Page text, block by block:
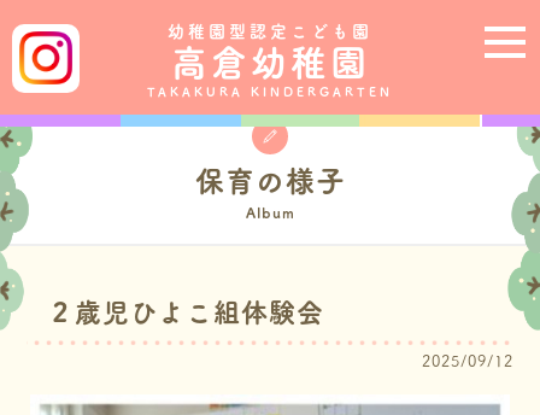
幼稚園型認定こども園
高倉幼稚園
TAKAKURA KINDERGARTEN
保育の様子
Album
２歳児ひよこ組体験会
2025/09/12